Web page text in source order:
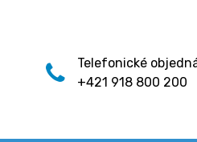
Telefonické
+421 918 800 200